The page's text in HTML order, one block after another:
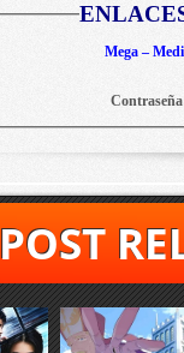
Mega –
POST